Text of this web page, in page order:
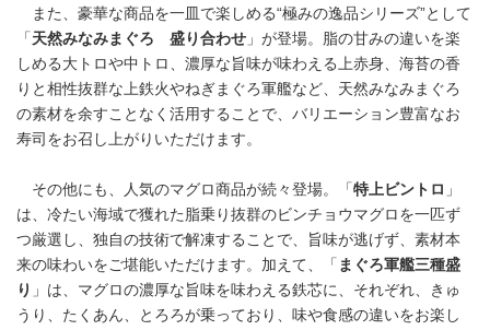
また、豪華な商品を一皿で楽しめる“極みの逸品シリーズ”として
「 天然みなみまぐろ 盛り合わせ 」が登場。脂の甘みの違いを楽
しめる大トロや中トロ、濃厚な旨味が味わえる上赤身、海苔の香
りと相性抜群な上鉄火やねぎまぐろ軍艦など、天然みなみまぐろ
の素材を余すことなく活用することで、バリエーション豊富なお
寿司をお召し上がりいただけます。
その他にも、人気のマグロ商品が続々登場。「 特上ビントロ 」
は、冷たい海域で獲れた脂乗り抜群のビンチョウマグロを一匹ず
つ厳選し、独自の技術で解凍することで、旨味が逃げず、素材本
来の味わいをご堪能いただけます。加えて、「 まぐろ軍艦三種盛
り 」は、マグロの濃厚な旨味を味わえる鉄芯に、それぞれ、きゅ
うり、たくあん、とろろが乗っており、味や食感の違いをお楽し